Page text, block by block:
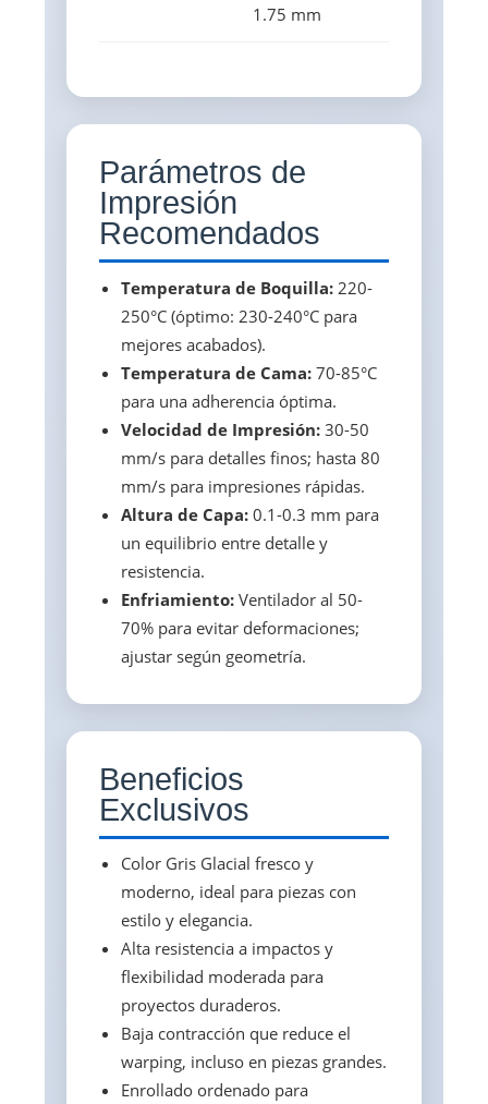
1.75 mm
Parámetros de
Impresión
Recomendados
Temperatura de Boquilla:220-
250°C (óptimo: 230-240°C para
mejores acabados).
Temperatura de Cama:70-85°C
para una adherencia óptima.
Velocidad de Impresión:30-50
mm/s para detalles finos; hasta 80
mm/s para impresiones rápidas.
Altura de Capa:0.1-0.3 mm para
un equilibrio entre detalle y
resistencia.
Enfriamiento:Ventilador al 50-
70% para evitar deformaciones;
ajustar según geometría.
Beneficios
Exclusivos
Color Gris Glacial fresco y
moderno, ideal para piezas con
estilo y elegancia.
Alta resistencia a impactos y
flexibilidad moderada para
proyectos duraderos.
Baja contracción que reduce el
warping, incluso en piezas grandes.
Enrollado ordenado para